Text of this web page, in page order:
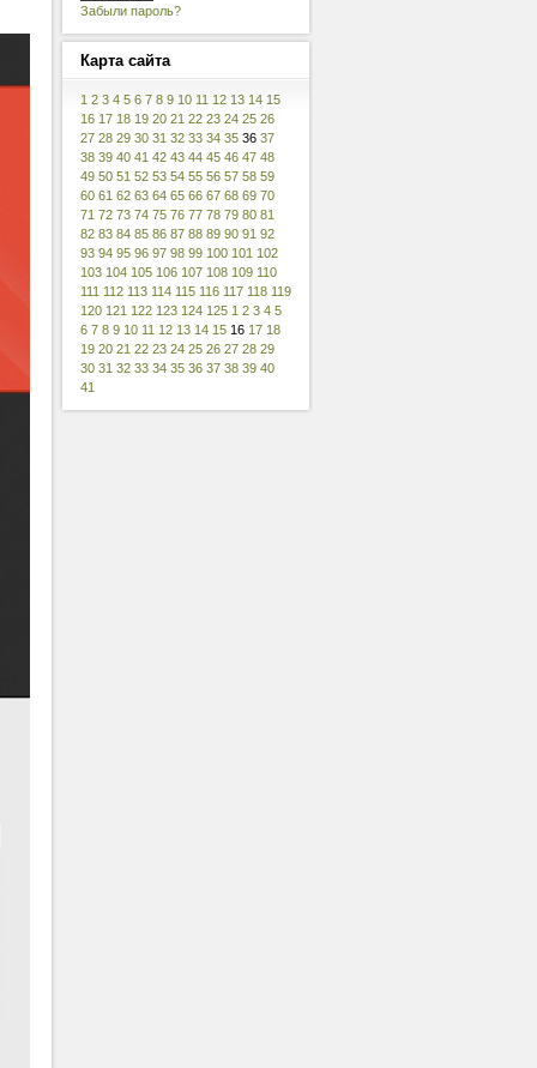
Забыли пароль?
Картасайта
1 2 3 4 5 6 7 8 9 10 11 12 13 14 15
16 17 18 19 20 21 22 23 24 25 26
27 28 29 30 31 32 33 34 35 36 37
38 39 40 41 42 43 44 45 46 47 48
49 50 51 52 53 54 55 56 57 58 59
60 61 62 63 64 65 66 67 68 69 70
71 72 73 74 75 76 77 78 79 80 81
82 83 84 85 86 87 88 89 90 91 92
93 94 95 96 97 98 99 100 101 102
103 104 105 106 107 108 109 110
111 112 113 114 115 116 117 118 119
120 121 122 123 124 125 1 2 3 4 5
6 7 8 9 10 11 12 13 14 15 16 17 18
19 20 21 22 23 24 25 26 27 28 29
30 31 32 33 34 35 36 37 38 39 40
41